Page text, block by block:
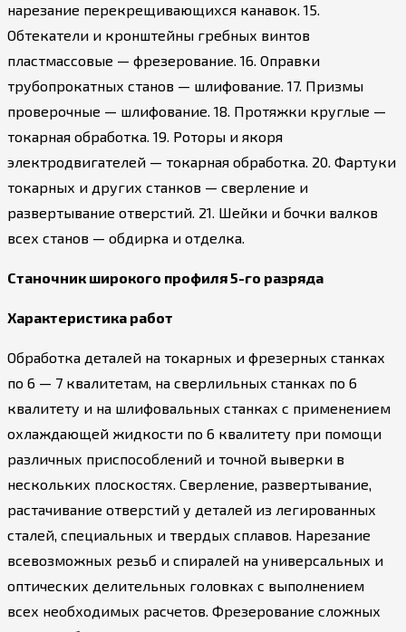
нарезание перекрещивающихся канавок. 15.
Обтекатели и кронштейны гребных винтов
пластмассовые — фрезерование. 16. Оправки
трубопрокатных станов — шлифование. 17. Призмы
проверочные — шлифование. 18. Протяжки круглые —
токарная обработка. 19. Роторы и якоря
электродвигателей — токарная обработка. 20. Фартуки
токарных и других станков — сверление и
развертывание отверстий. 21. Шейки и бочки валков
всех станов — обдирка и отделка.
Станочник широкого профиля 5-го разряда
Характеристика работ
Обработка деталей на токарных и фрезерных станках
по 6 — 7 квалитетам, на сверлильных станках по 6
квалитету и на шлифовальных станках с применением
охлаждающей жидкости по 6 квалитету при помощи
различных приспособлений и точной выверки в
нескольких плоскостях. Сверление, развертывание,
растачивание отверстий у деталей из легированных
сталей, специальных и твердых сплавов. Нарезание
всевозможных резьб и спиралей на универсальных и
оптических делительных головках с выполнением
всех необходимых расчетов. Фрезерование сложных